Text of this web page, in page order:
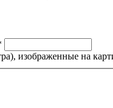
изображенные на